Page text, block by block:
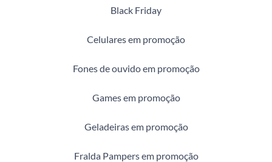
Black Friday
Celulares em promoção
Fones de ouvido em promoção
Games em promoção
Geladeiras em promoção
Fralda Pampers em promoção